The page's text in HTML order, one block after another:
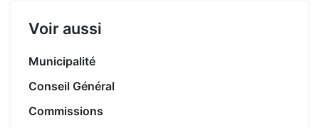
Voir aussi
Municipalité
Conseil Général
Commissions